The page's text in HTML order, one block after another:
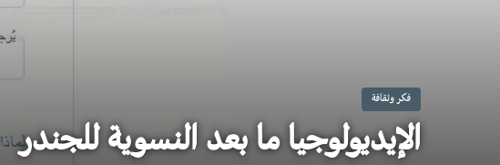
فكر وثقافة
الإيديولوجيا ما بعد النسوية للجندر